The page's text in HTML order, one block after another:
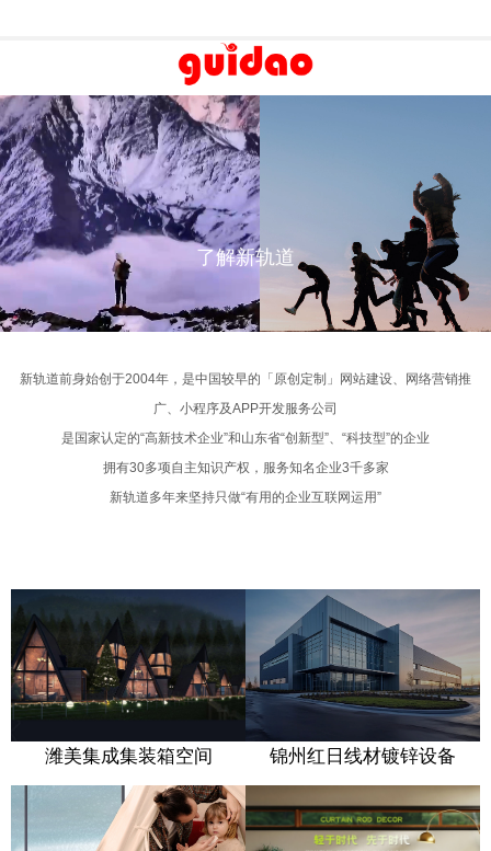
想勇敢面对挑战的
者
爱，努力追逐梦
未来持续向
道 >
勇于探索
我们致敬那些为了梦想勇敢面对挑战的
创业者
他们坚持自己所想所爱，努力追逐梦
想，为了更好地未来持续向
了解新轨道 >
他们坚持自己所
想，为了更
了解
索 勇于探索
了解新轨道 >
勇
10
10年互联网服务经验
100
全国100余家服务机构
299+
299多人顾问式服务
5000+
与5000余家企业客户携手
400-666-3337
高端定制网站建设
品牌官网·集团网站·营销型网站·响应式网站建设·电子商务平
移动互联网解决方案
手机网站建设·APP开发·H5页面设计开发
高端定制网站建设
品牌官网·集团网站·营销型网站·响应式网站建设·电子商务平
移动互联网解决方案
手机网站建设·APP开发·H5页面设计开发
我
当
然
不
会
试
图
摘
我当然
不会试
我要月
亮奔我
而来
只做一件事 · 创新
了解新轨道
新轨道前身始创于2004年，是中国较早的「原创定制」网站建设、网络营销推
广、小程序及APP开发服务公司
是国家认定的“高新技术企业”和山东省“创新型”、“科技型”的企业
拥有30多项自主知识产权，服务知名企业3千多家
新轨道多年来坚持只做“有用的企业互联网运用”
潍美集成集装箱空间 锦州红日线材镀锌设备